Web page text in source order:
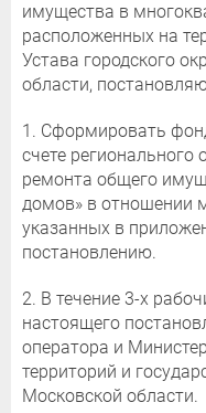
имущества в
расположенных на
Устава городского
области,
1. Сформировать
счете регионального
ремонта общего
домов» в отношении
указанных в
постановлению.
2. В течение 3-х
настоящего
оператора и
территорий и
Московской области.